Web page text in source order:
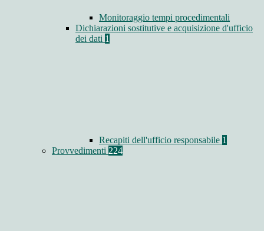
Monitoraggio tempi procedimentali
Dichiarazioni sostitutive e acquisizione d'ufficio
dei dati 1
Recapiti dell'ufficio responsabile 1
Provvedimenti 224